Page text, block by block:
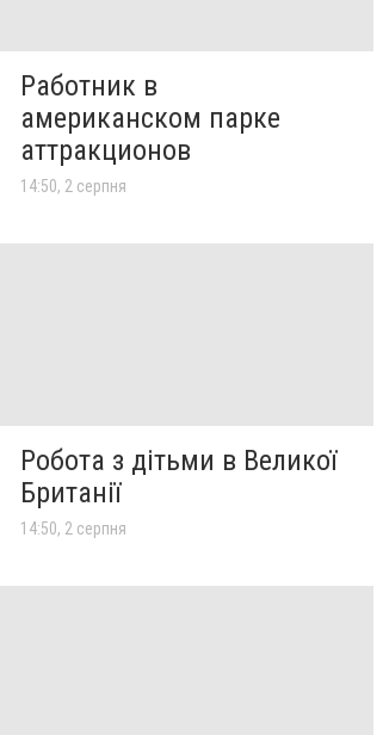
Работник в
американском парке
аттракционов
14:50, 2 серпня
Робота з дітьми в Великої
Британії
14:50, 2 серпня